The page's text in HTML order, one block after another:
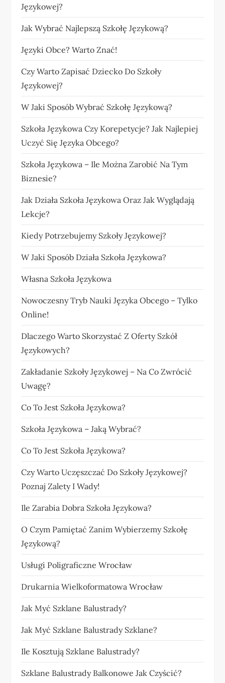
Językowej?
Jak Wybrać Najlepszą Szkołę Językową?
Języki Obce? Warto Znać!
Czy Warto Zapisać Dziecko Do Szkoły
Językowej?
W Jaki Sposób Wybrać Szkołę Językową?
Szkoła Językowa Czy Korepetycje? Jak Najlepiej
Uczyć Się Języka Obcego?
Szkoła Językowa – Ile Można Zarobić Na Tym
Biznesie?
Jak Działa Szkoła Językowa Oraz Jak Wyglądają
Lekcje?
Kiedy Potrzebujemy Szkoły Językowej?
W Jaki Sposób Działa Szkoła Językowa?
Własna Szkoła Językowa
Nowoczesny Tryb Nauki Języka Obcego – Tylko
Online!
Dlaczego Warto Skorzystać Z Oferty Szkół
Językowych?
Zakładanie Szkoły Językowej – Na Co Zwrócić
Uwagę?
Co To Jest Szkoła Językowa?
Szkoła Językowa – Jaką Wybrać?
Co To Jest Szkoła Językowa?
Czy Warto Uczęszczać Do Szkoły Językowej?
Poznaj Zalety I Wady!
Ile Zarabia Dobra Szkoła Językowa?
O Czym Pamiętać Zanim Wybierzemy Szkołę
Językową?
Usługi Poligraficzne Wrocław
Drukarnia Wielkoformatowa Wrocław
Jak Myć Szklane Balustrady?
Jak Myć Szklane Balustrady Szklane?
Ile Kosztują Szklane Balustrady?
Szklane Balustrady Balkonowe Jak Czyścić?